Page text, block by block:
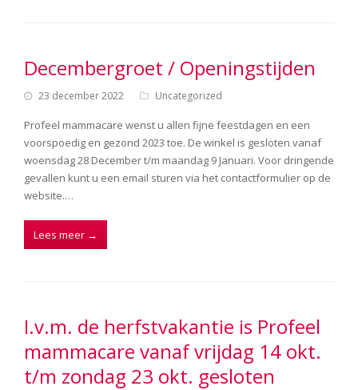
Decembergroet / Openingstijden
23 december 2022 Uncategorized
Profeel mammacare wenst u allen fijne feestdagen en een
voorspoedig en gezond 2023 toe. De winkel is gesloten vanaf
woensdag 28 December t/m maandag 9 Januari. Voor dringende
gevallen kunt u een email sturen via het contactformulier op de
website.…
Lees meer →
I.v.m. de herfstvakantie is Profeel
mammacare vanaf vrijdag 14 okt.
t/m zondag 23 okt. gesloten